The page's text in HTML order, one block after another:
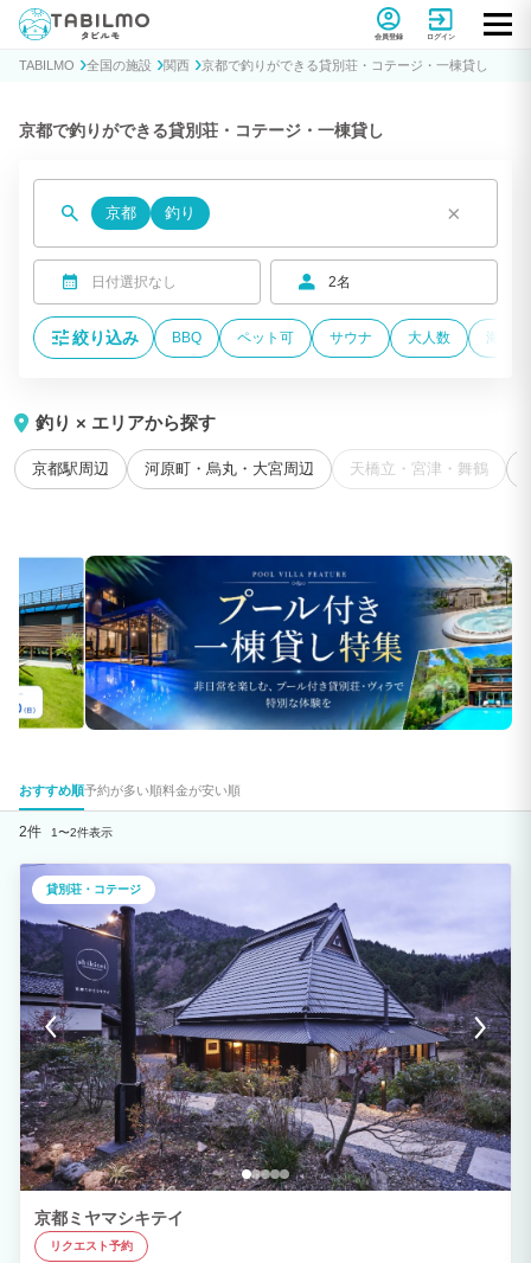
貸別荘コテージ・一棟貸し宿泊予約サイトTABILMO(タビルモ)
会員登録 ログイン
TABILMO 全国の施設 関西 京都で釣りができる貸別荘・コテージ・一棟貸し
京都で釣りができる貸別荘・コテージ・一棟貸し
京都 釣り ×
日付選択なし 2名
絞り込み BBQ ペット可 サウナ 大人数 海が
釣り × エリアから探す
京都駅周辺 河原町・烏丸・大宮周辺 天橋立・宮津・舞鶴
おすすめ順予約が多い順料金が安い順
2件 1〜2件表示
貸別荘・コテージ
京都ミヤマシキテイ
リクエスト予約